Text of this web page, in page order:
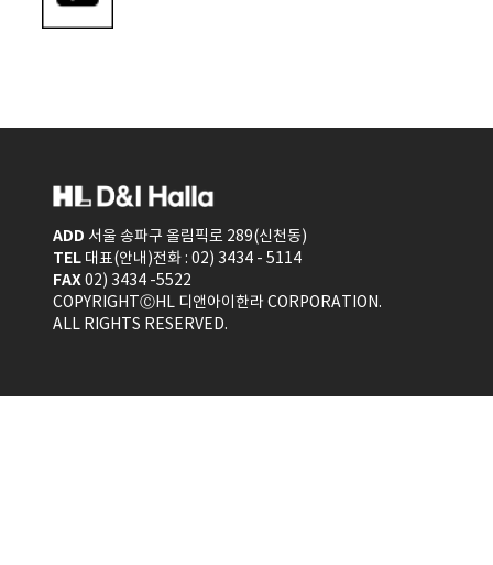
ADD 서울 송파구 올림픽로 289(신천동)
TEL 대표(안내)전화 : 02) 3434 - 5114
FAX02) 3434 -5522
COPYRIGHTⒸHL 디앤아이한라 CORPORATION.
ALL RIGHTS RESERVED.